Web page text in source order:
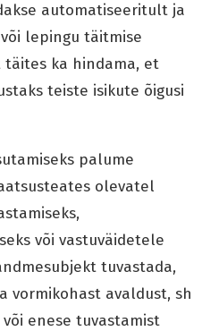
automatiseeritult ja
lepingu täitmise
ka hindama, et
teiste isikute õigusi
palume
olevatel
või vastuväidetele
tuvastada,
vormikohast avaldust, sh
enese tuvastamist